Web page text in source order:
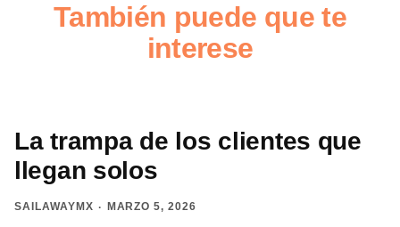
También puede que te
interese
La trampa de los clientes que
llegan solos
SAILAWAYMX MARZO 5, 2026